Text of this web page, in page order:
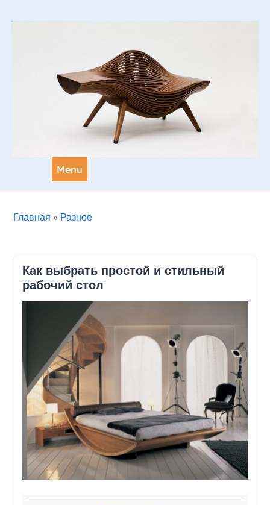
Menu
Главная » Разное
Как выбрать простой и стильный
рабочий стол